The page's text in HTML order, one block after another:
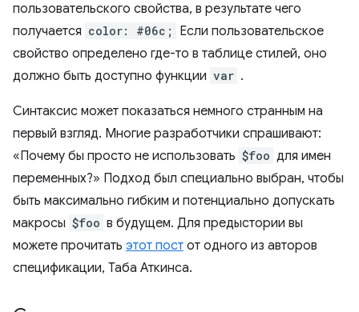
пользовательского свойства, в результате чего
получается color: #06c;
Если пользовательское
свойство определено где-то в таблице стилей, оно
должно быть доступно функции var .
Синтаксис может показаться немного странным на
первый взгляд. Многие разработчики спрашивают:
«Почему бы просто не использовать $foo для имен
переменных?» Подход был специально выбран, чтобы
быть максимально гибким и потенциально допускать
макросы $foo в будущем. Для предыстории вы
можете прочитать этот пост от одного из авторов
спецификации, Таба Аткинса.